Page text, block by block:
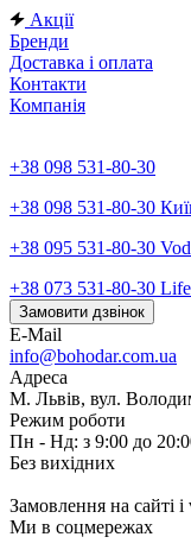
Акції
Бренди
Доставка і оплата
Контакти
Компанія
+38 098 531-80-30
+38 098 531-80-30
+38 095 531-80-30
+38 073 531-80-30
Замовити дзвінок
E-Mail
info@bohodar.com.ua
Адреса
М. Львів, вул.
Режим роботи
Пн - Нд: з 9:00 до
Без вихідних
Замовлення на сайті
Ми в соцмережах